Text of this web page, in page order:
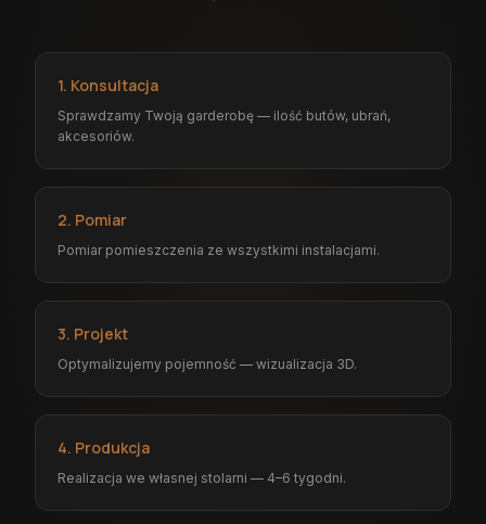
1. Konsultacja
Sprawdzamy Twoją garderobę — ilość butów, ubrań,
akcesoriów.
2. Pomiar
Pomiar pomieszczenia ze wszystkimi instalacjami.
3. Projekt
Optymalizujemy pojemność — wizualizacja 3D.
4. Produkcja
Realizacja we własnej stolarni — 4–6 tygodni.